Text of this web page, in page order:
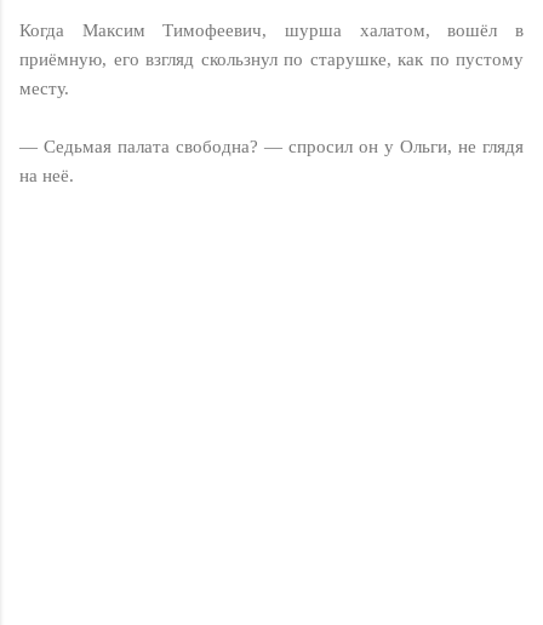
Когда Максим Тимофеевич, шурша халатом, вошёл в
приёмную, его взгляд скользнул по старушке, как по пустому
месту.
— Седьмая палата свободна? — спросил он у Ольги, не глядя
на неё.